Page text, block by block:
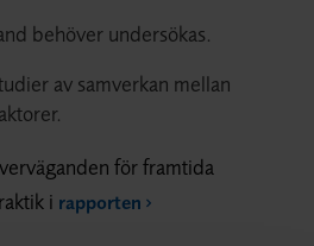
behöver undersökas.
av samverkan mellan
för framtida
i rapporten